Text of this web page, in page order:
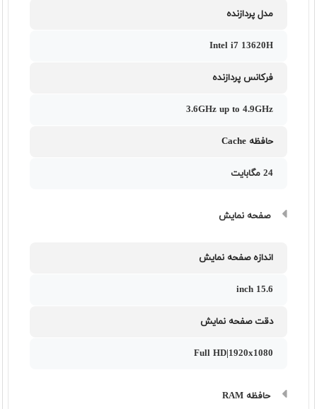
مدل پردازنده
Intel i7 13620H
فرکانس پردازنده
3.6GHz up to 4.9GHz
حافظه Cache
24 مگابایت
صفحه نمایش
اندازه صفحه نمایش
15.6 inch
دقت صفحه نمایش
Full HD|1920x1080
حافظه RAM